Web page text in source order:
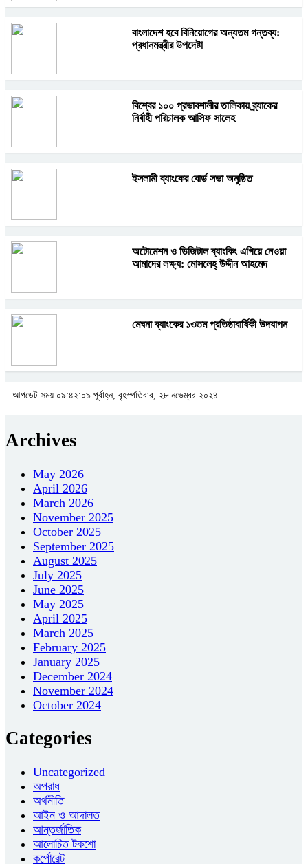
বাংলাদেশ হবে বিনিয়োগের অন্যতম গন্তব্য:
প্রধানমন্ত্রীর উপদেষ্টা
বিশ্বের ১০০ প্রভাবশালীর তালিকায় ব্র্যাকের
নির্বাহী পরিচালক আসিফ সালেহ
ইসলামী ব্যাংকের বোর্ড সভা অনুষ্ঠিত
অটোমেশন ও ডিজিটাল ব্যাংকিং এগিয়ে নেওয়া
আমাদের লক্ষ্য: মোসলেহ্‌ উদ্দীন আহমেদ
মেঘনা ব্যাংকের ১৩তম প্রতিষ্ঠাবার্ষিকী উদযাপন
আপডেট সময় ০৯:৪২:০৯ পূর্বাহ্ন, বৃহস্পতিবার, ২৮ নভেম্বর ২০২৪
Archives
May 2026
April 2026
March 2026
November 2025
October 2025
September 2025
August 2025
July 2025
June 2025
May 2025
April 2025
March 2025
February 2025
January 2025
December 2024
November 2024
October 2024
Categories
Uncategorized
অপরাধ
অর্থনীতি
আইন ও আদালত
আন্তর্জাতিক
আলোচিত টকশো
কর্পোরেট